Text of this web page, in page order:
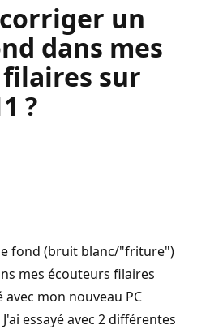
un
dans mes
sur
?
fond (bruit blanc/"friture")
mes écouteurs filaires
mon nouveau PC
essayé avec 2 différentes